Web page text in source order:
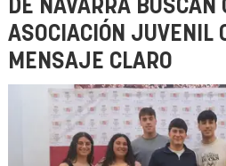
DE NAVARRA BUSCAN
ASOCIACIÓN JUVENIL
MENSAJE CLARO